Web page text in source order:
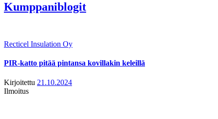
Kumppaniblogit
Recticel Insulation Oy
PIR-katto pitää pintansa kovillakin keleillä
Kirjoitettu 21.10.2024
Ilmoitus